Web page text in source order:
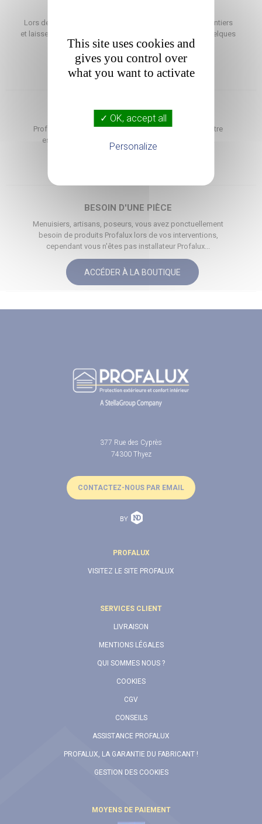
Lors de vos SAV, facilitez-vous le dépannage sur les chantiers
et laissez vous guider avec les notices interactives. En quelques
étapes, votre dépannage est effectué.
DÉMARRER LE DIAGNOSTIC
SAISIR UNE COMMANDE
Professionnel en compte chez Profalux, accédez à votre
espace de saisie de commande et de SAV en ligne.
BESOIN D'UNE PIÈCE
Menuisiers, artisans, poseurs, vous avez ponctuellement
besoin de produits Profalux lors de vos interventions,
cependant vous n'êtes pas installateur Profalux...
ACCÉDER À LA BOUTIQUE
377 Rue des Cyprès
74300 Thyez
CONTACTEZ-NOUS PAR EMAIL
PROFALUX
VISITEZ LE SITE PROFALUX
SERVICES CLIENT
LIVRAISON
MENTIONS LÉGALES
QUI SOMMES NOUS ?
COOKIES
CGV
CONSEILS
ASSISTANCE PROFALUX
PROFALUX, LA GARANTIE DU FABRICANT !
GESTION DES COOKIES
MOYENS DE PAIEMENT
This site uses cookies and
gives you control over
what you want to activate
✓ OK, accept all
Personalize